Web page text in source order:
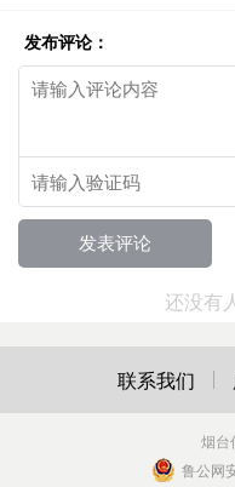
发布评论：
还没有
联系我们
烟台
鲁公网